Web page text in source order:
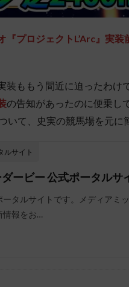
『プロジェクトL’Arc』実
装ももう間近に迫ったわ
の告知があったのに便乗して
いて、史実の競馬場を元に
ルサイト
ービー 公式ポータルサ
タルサイトです。メディアミ
情報をお…